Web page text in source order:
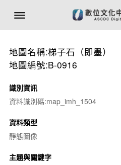
地圖名稱:梯子石（即墨）
地圖編號:B-0916
識別資訊
資料識別碼:map_imh_1504
資料類型
靜態圖像
主題與關鍵字